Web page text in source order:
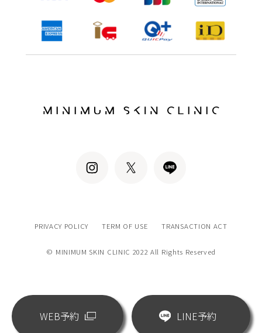
PRIVACY POLICY TERM OF USE TRANSACTION ACT
© MINIMUM SKIN CLINIC 2022 All Rights Reserved
WEB予約 LINE予約